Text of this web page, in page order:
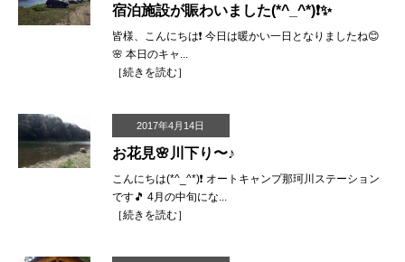
宿泊施設が賑わいました(*^_^*)❗️✨
皆様、こんにちは❗️ 今日は暖かい一日となりましたね😊
🌸 本日のキャ...
［続きを読む］
2017年4月14日
お花見🌸川下り〜♪
こんにちは(*^_^*)❗️ オートキャンプ那珂川ステーション
です🎵 4月の中旬にな...
［続きを読む］